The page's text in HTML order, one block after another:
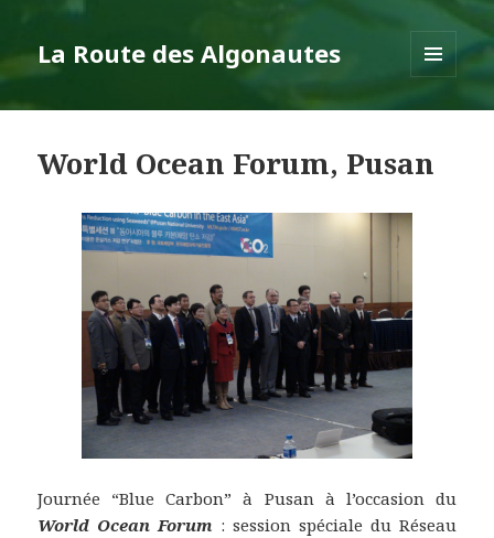
La Route des Algonautes
World Ocean Forum, Pusan
Journée “Blue Carbon” à Pusan à l’occasion du
World Ocean Forum : session spéciale du Réseau